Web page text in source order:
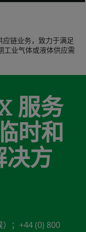
应链业务，致力于满足
工业气体或液体供应需
服务
时和
决方
）；+44 (0) 800